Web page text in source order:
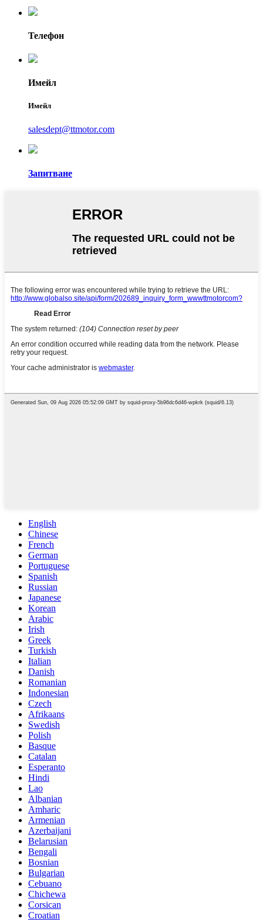
Телефон
Имейл
Имейл
salesdept@ttmotor.com
Запитване
English
Chinese
French
German
Portuguese
Spanish
Russian
Japanese
Korean
Arabic
Irish
Greek
Turkish
Italian
Danish
Romanian
Indonesian
Czech
Afrikaans
Swedish
Polish
Basque
Catalan
Esperanto
Hindi
Lao
Albanian
Amharic
Armenian
Azerbaijani
Belarusian
Bengali
Bosnian
Bulgarian
Cebuano
Chichewa
Corsican
Croatian